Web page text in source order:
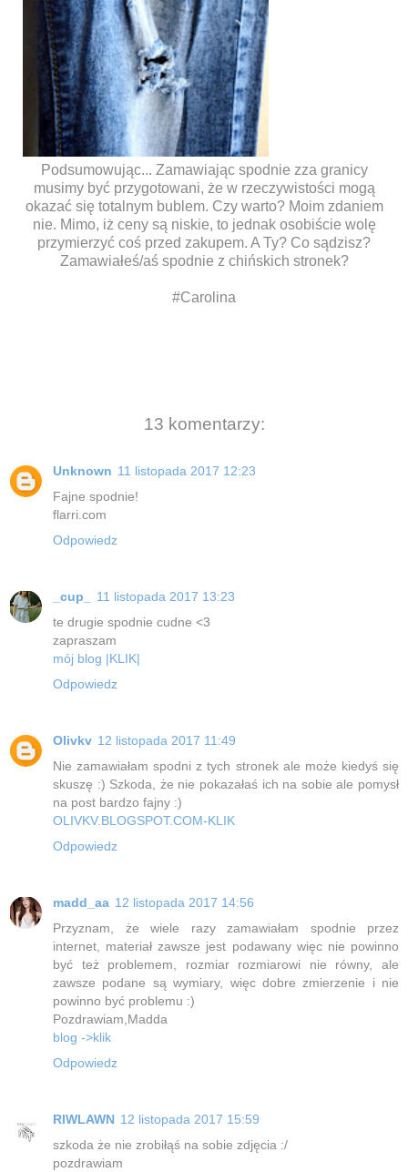
Podsumowując... Zamawiając spodnie zza granicy
musimy być przygotowani, że w rzeczywistości mogą
okazać się totalnym bublem. Czy warto? Moim zdaniem
nie. Mimo, iż ceny są niskie, to jednak osobiście wolę
przymierzyć coś przed zakupem. A Ty? Co sądzisz?
Zamawiałeś/aś spodnie z chińskich stronek?
#Carolina
13 komentarzy:
Unknown 11 listopada 2017 12:23
Fajne spodnie!
flarri.com
Odpowiedz
_cup_
11 listopada 2017 13:23
te drugie spodnie cudne <3
zapraszam
mój blog |KLIK|
Odpowiedz
Olivkv 12 listopada 2017 11:49
Nie zamawiałam spodni z tych stronek ale może kiedyś się
skuszę :) Szkoda, że nie pokazałaś ich na sobie ale pomysł
na post bardzo fajny :)
OLIVKV.BLOGSPOT.COM-KLIK
Odpowiedz
madd_aa 12 listopada 2017 14:56
Przyznam, że wiele razy zamawiałam spodnie przez
internet, materiał zawsze jest podawany więc nie powinno
być też problemem, rozmiar rozmiarowi nie równy, ale
zawsze podane są wymiary, więc dobre zmierzenie i nie
powinno być problemu :)
Pozdrawiam,Madda
blog ->klik
Odpowiedz
RIWLAWN 12 listopada 2017 15:59
szkoda że nie zrobiłąś na sobie zdjęcia :/
pozdrawiam